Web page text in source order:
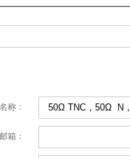
称：
箱：